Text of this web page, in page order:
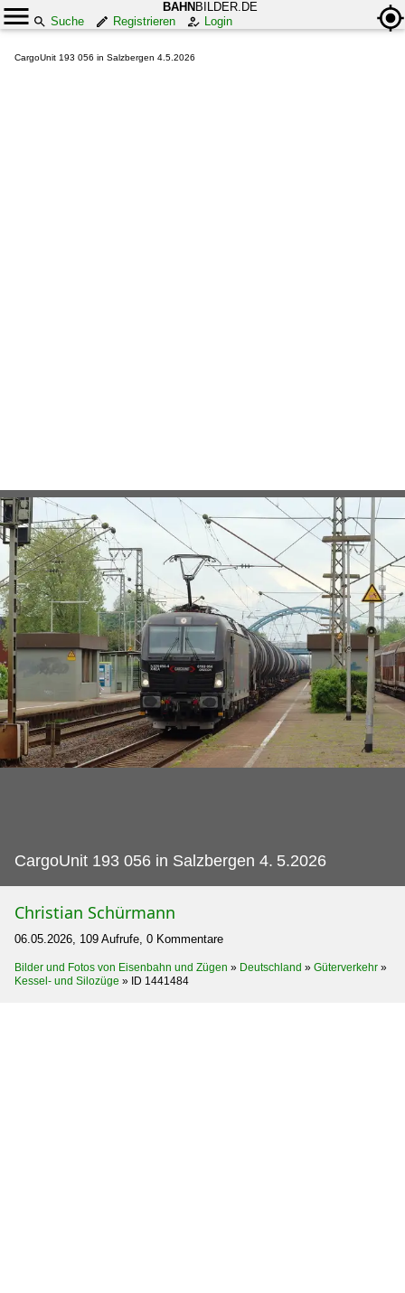
BAHN BILDER.DE
Suche
Registrieren Login
CargoUnit 193 056 in Salzbergen 4.5.2026
CargoUnit 193 056 in Salzbergen 4. 5.2026
Christian Schürmann
06.05.2026, 109 Aufrufe, 0 Kommentare
Bilder und Fotos von Eisenbahn und Zügen » Deutschland » Güterverkehr »
Kessel- und Silozüge » ID 1441484